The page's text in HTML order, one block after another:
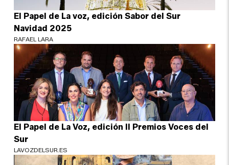
El Papel de La voz, edición Sabor del Sur
Navidad 2025
RAFAEL LARA
El Papel de La Voz, edición II Premios Voces del
Sur
LAVOZDELSUR.ES